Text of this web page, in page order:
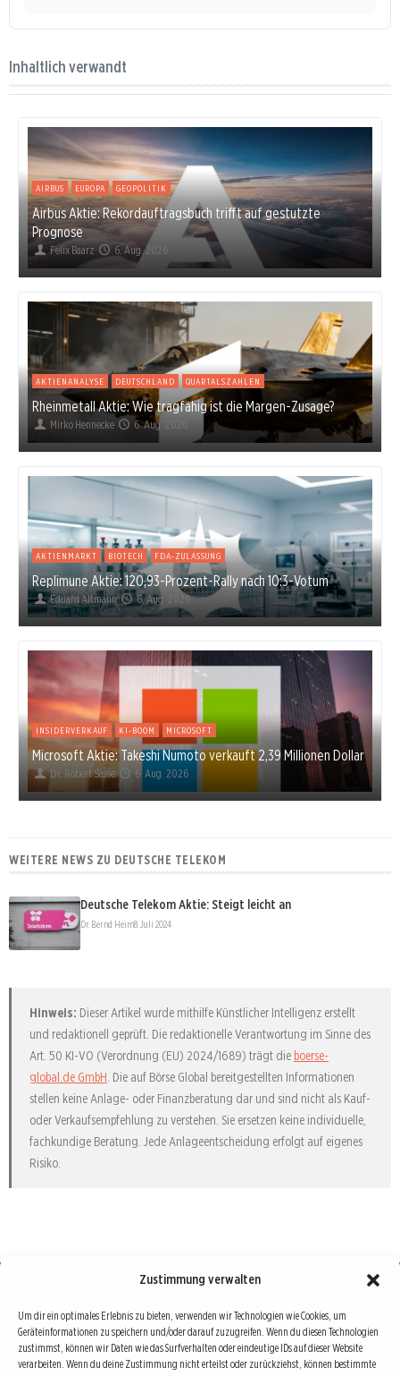
Zustimmung verwalten
Um dir ein optimales Erlebnis zu bieten, verwenden wir Technologien wie Cookies, um
Geräteinformationen zu speichern und/oder darauf zuzugreifen. Wenn du diesen Technologien
zustimmst, können wir Daten wie das Surfverhalten oder eindeutige IDs auf dieser Website
verarbeiten. Wenn du deine Zustimmung nicht erteilst oder zurückziehst, können bestimmte
Inhaltlich verwandt
AIRBUS EUROPA GEOPOLITIK
Airbus Aktie: Rekordauftragsbuch trifft auf gestutzte
Prognose
Felix Baarz 6. Aug. 2026
AKTIENANALYSE DEUTSCHLAND QUARTALSZAHLEN
Rheinmetall Aktie: Wie tragfähig ist die Margen-Zusage?
Mirko Hennecke 6. Aug. 2026
AKTIENMARKT BIOTECH FDA-ZULASSUNG
Replimune Aktie: 120,93-Prozent-Rally nach 10:3-Votum
Eduard Altmann 6. Aug. 2026
INSIDERVERKAUF KI-BOOM MICROSOFT
Microsoft Aktie: Takeshi Numoto verkauft 2,39 Millionen Dollar
Dr. Robert Sasse 6. Aug. 2026
WEITERE NEWS ZU DEUTSCHE TELEKOM
Deutsche Telekom Aktie: Steigt leicht an
Dr. Bernd Heim8. Juli 2024
Hinweis: Dieser Artikel wurde mithilfe Künstlicher Intelligenz erstellt
und redaktionell geprüft. Die redaktionelle Verantwortung im Sinne des
Art. 50 KI-VO (Verordnung (EU) 2024/1689) trägt die boerse-
global.de GmbH. Die auf Börse Global bereitgestellten Informationen
stellen keine Anlage- oder Finanzberatung dar und sind nicht als Kauf-
oder Verkaufsempfehlung zu verstehen. Sie ersetzen keine individuelle,
fachkundige Beratung. Jede Anlageentscheidung erfolgt auf eigenes
Risiko.
Börse : lokal, international, global
Erfolgreiche Börsengeschäfte bedingen vor allem drei Dinge: Verlässliche Informationen,
richtige Interpretationen und unabhängige Informationsquellen. Diese drei Bausteine sind